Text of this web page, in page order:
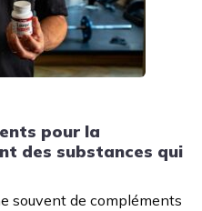
pour la
des substances qui
souvent de compléments